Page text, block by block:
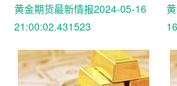
黄金期货最新情报2024-05-16
21:00:02.431523